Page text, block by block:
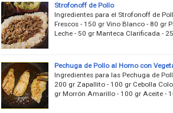
Strofonoff de Pollo
Ingredientes para el Strofonoff de
Frescos - 150 gr Vino Blanco - 80 gr
Leche - 50 gr Manteca Clarificada - 25
Pechuga de Pollo al Horno con
Ingredientes para las Pechuga de
200 gr Zapallito - 100 gr Cebolla
gr Morrón Amarillo - 100 gr Aceite -